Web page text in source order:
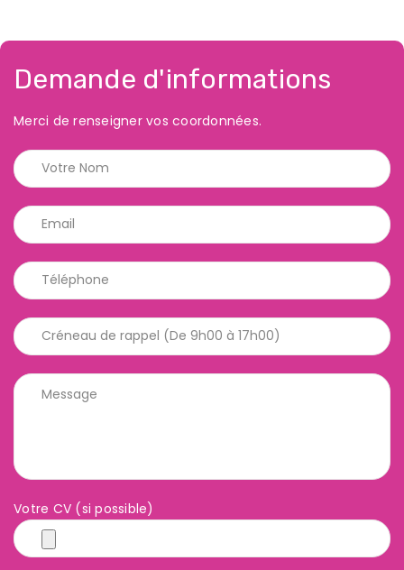
Demande d'informations
Merci de renseigner vos coordonnées.
Votre CV (si possible)